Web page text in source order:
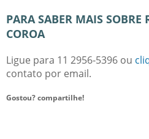
PARA SABER MAIS SOBRE
COROA
Ligue para 11 2956-5396 ou
contato por email.
Gostou? compartilhe!